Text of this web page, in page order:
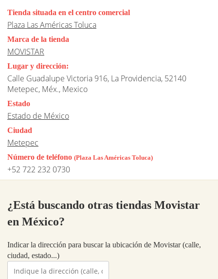
Tienda situada en el centro comercial
Plaza Las Américas Toluca
Marca de la tienda
MOVISTAR
Lugar y dirección:
Calle Guadalupe Victoria 916, La Providencia, 52140
Metepec, Méx., Mexico
Estado
Estado de México
Ciudad
Metepec
Número de teléfono (Plaza Las Américas Toluca)
+52 722 232 0730
¿Está buscando otras tiendas Movistar
en México?
Indicar la dirección para buscar la ubicación de Movistar (calle,
ciudad, estado...)